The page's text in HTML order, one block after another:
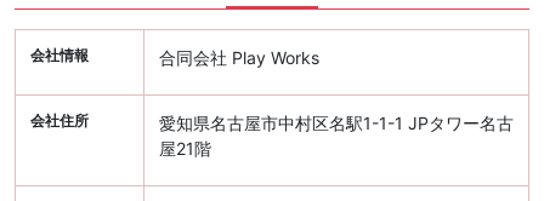
会社情報 合同会社 Play Works
会社住所
愛知県名古屋市中村区名駅1-1-1 JPタワー名古
屋21階